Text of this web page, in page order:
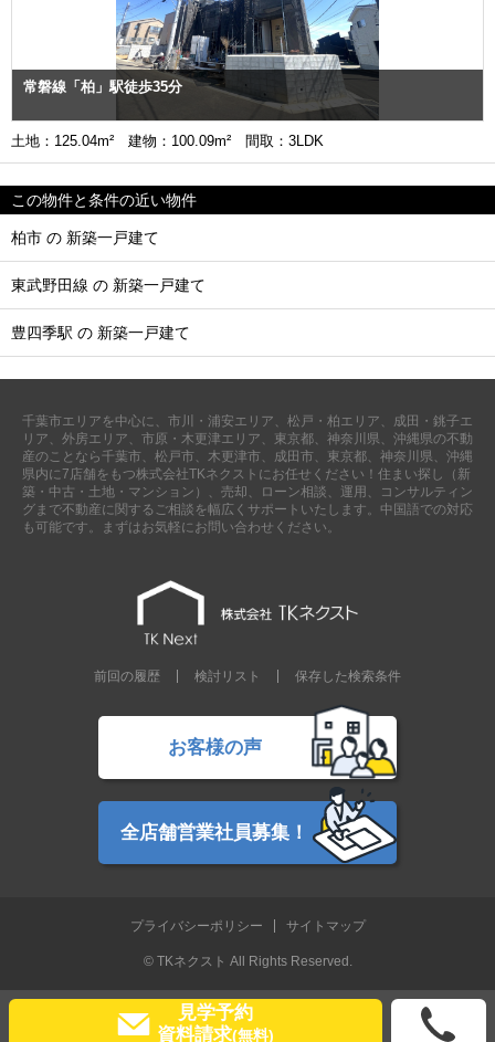
常磐線「柏」駅徒歩35分
土地：125.04m² 建物：100.09m² 間取：3LDK
この物件と条件の近い物件
柏市 の 新築一戸建て
東武野田線 の 新築一戸建て
豊四季駅 の 新築一戸建て
千葉市エリアを中心に、市川・浦安エリア、松戸・柏エリア、成田・銚子エ
リア、外房エリア、市原・木更津エリア、東京都、神奈川県、沖縄県の不動
産のことなら千葉市、松戸市、木更津市、成田市、東京都、神奈川県、沖縄
県内に7店舗をもつ株式会社TKネクストにお任せください！住まい探し（新
築・中古・土地・マンション）、売却、ローン相談、運用、コンサルティン
グまで不動産に関するご相談を幅広くサポートいたします。中国語での対応
も可能です。まずはお気軽にお問い合わせください。
前回の履歴 検討リスト 保存した検索条件
お客様の声
全店舗営業社員募集！
プライバシーポリシー サイトマップ
© TKネクスト All Rights Reserved.
見学予約
資料請求(無料)